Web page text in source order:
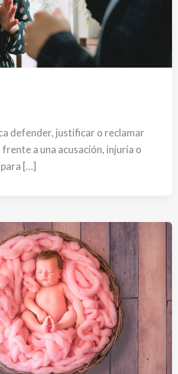
defender, justificar o reclamar
a una acusación, injuria o
para […]